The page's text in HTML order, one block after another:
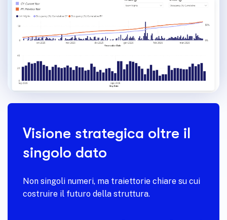
Visione strategica oltre il
singolo dato
Non singoli numeri, ma traiettorie chiare su cui
costruire il futuro della struttura.